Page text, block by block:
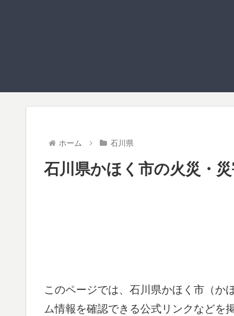
ホーム 石川県
石川県かほく市の火災・
このページでは、石川県かほく市（か
ム情報を確認できる公式リンクなどを